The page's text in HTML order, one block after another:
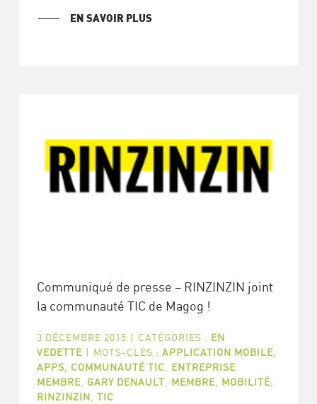
EN SAVOIR PLUS
Communiqué de presse – RINZINZIN joint
la communauté TIC de Magog !
3 DÉCEMBRE 2015 | CATÉGORIES : EN
VEDETTE | MOTS-CLÉS : APPLICATION MOBILE,
APPS
COMMUNAUTÉ TIC
ENTREPRISE
MEMBRE, GARY DENAULT MEMBRE, MOBILITÉ,
RINZINZIN TIC